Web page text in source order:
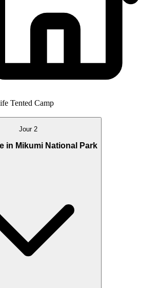
Tented Camp
Jour 2
in Mikumi National Park